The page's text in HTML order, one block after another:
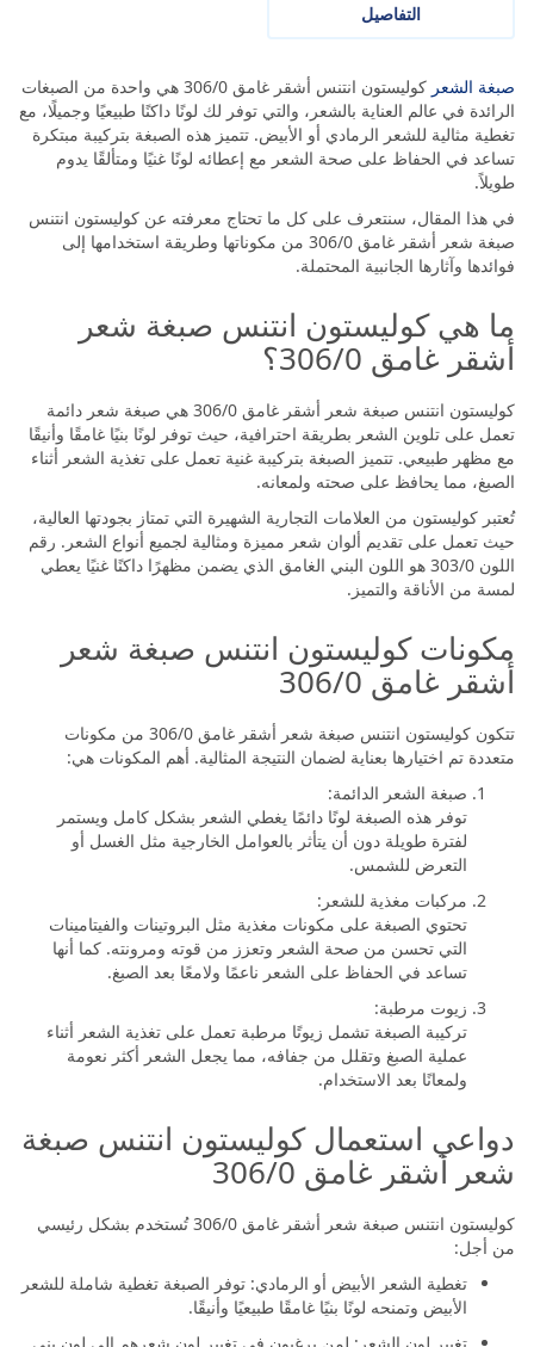
التفاصيل
صبغة الشعر
كوليستون انتنس أشقر غامق 306/0 هي واحدة من الصبغات
الرائدة في عالم العناية بالشعر، والتي توفر لك لونًا داكنًا طبيعيًا وجميلًا، مع
تغطية مثالية للشعر الرمادي أو الأبيض. تتميز هذه الصبغة بتركيبة مبتكرة
تساعد في الحفاظ على صحة الشعر مع إعطائه لونًا غنيًا ومتألقًا يدوم
طويلاً.
في هذا المقال، سنتعرف على كل ما تحتاج معرفته عن كوليستون انتنس
صبغة شعر أشقر غامق 306/0 من مكوناتها وطريقة استخدامها إلى
فوائدها وآثارها الجانبية المحتملة.
ما هي كوليستون انتنس صبغة شعر
أشقر غامق 306/0؟
كوليستون انتنس صبغة شعر أشقر غامق 306/0 هي صبغة شعر دائمة
تعمل على تلوين الشعر بطريقة احترافية، حيث توفر لونًا بنيًا غامقًا وأنيقًا
مع مظهر طبيعي. تتميز الصبغة بتركيبة غنية تعمل على تغذية الشعر أثناء
الصبغ، مما يحافظ على صحته ولمعانه.
تُعتبر كوليستون من العلامات التجارية الشهيرة التي تمتاز بجودتها العالية،
حيث تعمل على تقديم ألوان شعر مميزة ومثالية لجميع أنواع الشعر. رقم
اللون 303/0 هو اللون البني الغامق الذي يضمن مظهرًا داكنًا غنيًا يعطي
لمسة من الأناقة والتميز.
مكونات كوليستون انتنس صبغة شعر
أشقر غامق 306/0
تتكون كوليستون انتنس صبغة شعر أشقر غامق 306/0 من مكونات
متعددة تم اختيارها بعناية لضمان النتيجة المثالية. أهم المكونات هي:
صبغة الشعر الدائمة:
توفر هذه الصبغة لونًا دائمًا يغطي الشعر بشكل كامل ويستمر
لفترة طويلة دون أن يتأثر بالعوامل الخارجية مثل الغسل أو
التعرض للشمس.
مركبات مغذية للشعر:
تحتوي الصبغة على مكونات مغذية مثل البروتينات والفيتامينات
التي تحسن من صحة الشعر وتعزز من قوته ومرونته. كما أنها
تساعد في الحفاظ على الشعر ناعمًا ولامعًا بعد الصبغ.
زيوت مرطبة:
تركيبة الصبغة تشمل زيوتًا مرطبة تعمل على تغذية الشعر أثناء
عملية الصبغ وتقلل من جفافه، مما يجعل الشعر أكثر نعومة
ولمعانًا بعد الاستخدام.
دواعي استعمال كوليستون انتنس صبغة
شعر أشقر غامق 306/0
كوليستون انتنس صبغة شعر أشقر غامق 306/0 تُستخدم بشكل رئيسي
من أجل:
تغطية الشعر الأبيض أو الرمادي: توفر الصبغة تغطية شاملة للشعر
الأبيض وتمنحه لونًا بنيًا غامقًا طبيعيًا وأنيقًا.